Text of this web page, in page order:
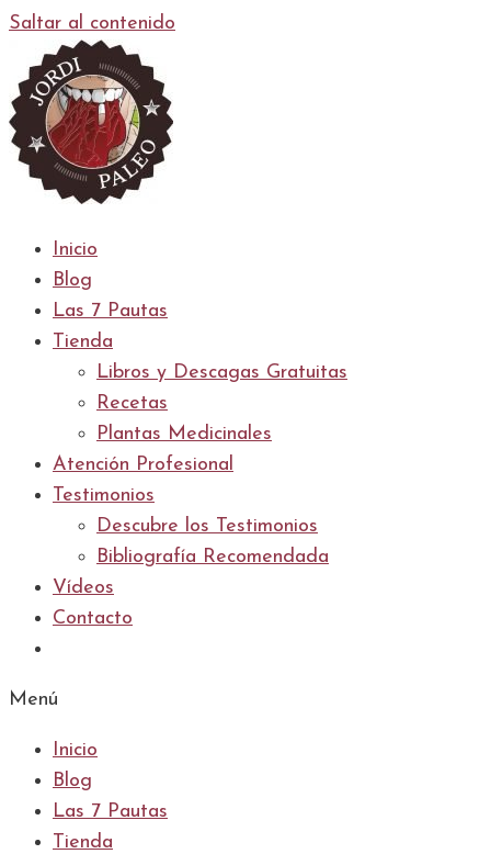
Saltar al contenido
Inicio
Blog
Las 7 Pautas
Tienda
Libros y Descagas Gratuitas
Recetas
Plantas Medicinales
Atención Profesional
Testimonios
Descubre los Testimonios
Bibliografía Recomendada
Vídeos
Contacto
Menú
Inicio
Blog
Las 7 Pautas
Tienda